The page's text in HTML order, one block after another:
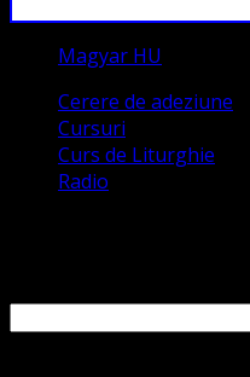
Magyar HU
Cerere de adeziune
Cursuri
Curs de Liturghie
Radio